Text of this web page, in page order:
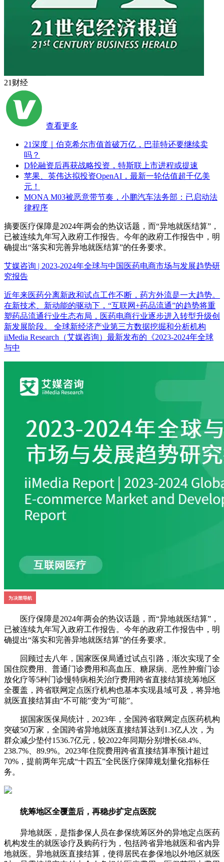
21财经
查看更多
21深度｜伯克希尔市值首破万亿，巴菲特还要继续卖
吗？
D轮融资后再获战略投资，特斯联上市进程或提速
苹果、英伟达拟投资OpenAI，最新一轮估值超千亿美
元！
MONA M03被恶意带节奏，小鹏汽车法务部：已启动法
律程序
摘要医疗保障是2024年两会的热议话题，而“异地就医结算”，
已被连续九年写入政府工作报告。今年的政府工作报告中，明
确提出“落实和完善异地就医结算”的任务要求。
艾媒咨询 | 2023-2024年全球与中国医药电商市场与发展趋势研
究报告
近年来医药分离新政和试点工作不断，药方外流是一大趋势。
在新技术、新动能的驱动下，“互联网+药品流通”的趋势将重
塑药品流通行业生态布局，医药电商行业逐步进入转型升级创
新发展阶段。 全球新经济产业第三方数据挖掘和分析机构
iiMedia Research（艾媒咨询）最新发布的《2023-2024年全球
与中
医疗保障是2024年两会的热议话题，而“异地就医结算”，
已被连续九年写入政府工作报告。今年的政府工作报告中，明
确提出“落实和完善异地就医结算”的任务要求。
回顾过去八年，国家医保局通过试点引路，渐次实现了全
国住院费用、普通门诊费用和高血压、糖尿病、恶性肿瘤门诊
放化疗等5种门诊慢特病相关治疗费用跨省直接结算统筹地区
全覆盖，跨省联网定点医疗机构也基本实现县域可及，将异地
就医直接结算由“不可能”变为“可能”。
据国家医保局统计，2023年，全国跨省联网定点医药机构
突破50万家，全国跨省异地就医直接结算达到1.3亿人次，为
群众减少垫付1536.7亿元，较2022年同期分别增长68.4%、
238.7%、89.9%。2023年住院费用跨省直接结算率预计超过
70%，提前两年完成“十四五”全民医疗保障规划量化指标任
务。
统筹地区全覆盖后，再稳步扩定点医院
异地就医，是指参保人员在参保统筹区外的异地定点医药
机构发生的就医诊疗及购药行为，包括跨省异地就医和省内异
地就医。异地就医直接结算，使得居民在参保地以外地区就医